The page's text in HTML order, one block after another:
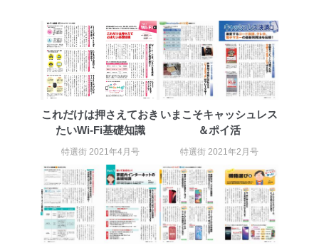
これだけは押さえておき
たいWi-Fi基礎知識
特選街 2021年4月号
いまこそキャッシュレス
＆ポイ活
特選街 2021年2月号